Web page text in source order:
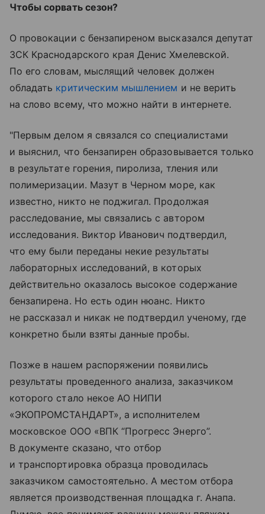
Чтобы сорвать сезон?
О провокации с бензапиреном высказался депутат
ЗСК Краснодарского края Денис Хмелевской.
По его словам, мыслящий человек должен
обладать критическим мышлением и не верить
на слово всему, что можно найти в интернете.
"Первым делом я связался со специалистами
и выяснил, что бензапирен образовывается только
в результате горения, пиролиза, тления или
полимеризации. Мазут в Черном море, как
известно, никто не поджигал. Продолжая
расследование, мы связались с автором
исследования. Виктор Иванович подтвердил,
что ему были переданы некие результаты
лабораторных исследований, в которых
действительно оказалось высокое содержание
бензапирена. Но есть один нюанс. Никто
не рассказал и никак не подтвердил ученому, где
конкретно были взяты данные пробы.
Позже в нашем распоряжении появились
результаты проведенного анализа, заказчиком
которого стало некое АО НИПИ
«ЭКОПРОМСТАНДАРТ», а исполнителем
московское ООО «ВПК “Прогресс Энерго”.
В документе сказано, что отбор
и транспортировка образца проводилась
заказчиком самостоятельно. А местом отбора
является производственная площадка г. Анапа.